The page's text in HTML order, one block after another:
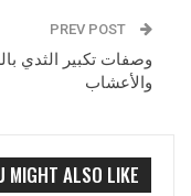
وصفات تكبير الثدي
والأعشاب
MIGHT ALSO LIKE